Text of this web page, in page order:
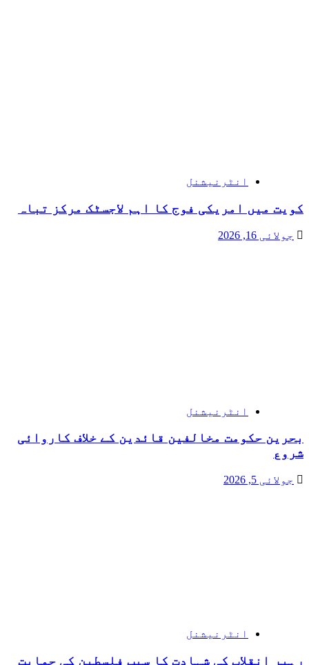
انٹرنیشنل
کویت میں امریکی فوج کا اہم لاجسٹک مرکز تباہ
جولائی 16, 2026
انٹرنیشنل
بحرین حکومت مخالفین قائدین کے خلاف کاروائی
شروع
جولائی 5, 2026
انٹرنیشنل
رہبر انقلاب کی شہادت کا سبب فلسطین کی حمایت